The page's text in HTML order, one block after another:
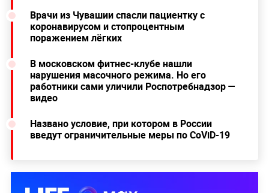
Врачи из Чувашии спасли пациентку с
коронавирусом и стопроцентным
поражением лёгких
В московском фитнес-клубе нашли
нарушения масочного режима. Но его
работники сами уличили Роспотребнадзор —
видео
Названо условие, при котором в России
введут ограничительные меры по CoViD-19